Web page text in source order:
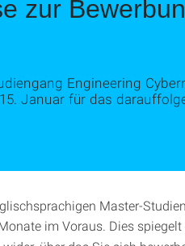
zur
Engineering
Januar für das
Master-
im Voraus. Dies